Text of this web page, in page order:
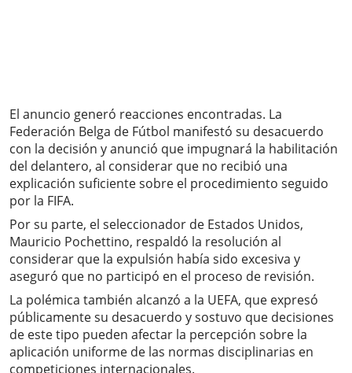
El anuncio generó reacciones encontradas. La
Federación Belga de Fútbol manifestó su desacuerdo
con la decisión y anunció que impugnará la habilitación
del delantero, al considerar que no recibió una
explicación suficiente sobre el procedimiento seguido
por la FIFA.
Por su parte, el seleccionador de Estados Unidos,
Mauricio Pochettino, respaldó la resolución al
considerar que la expulsión había sido excesiva y
aseguró que no participó en el proceso de revisión.
La polémica también alcanzó a la UEFA, que expresó
públicamente su desacuerdo y sostuvo que decisiones
de este tipo pueden afectar la percepción sobre la
aplicación uniforme de las normas disciplinarias en
competiciones internacionales.